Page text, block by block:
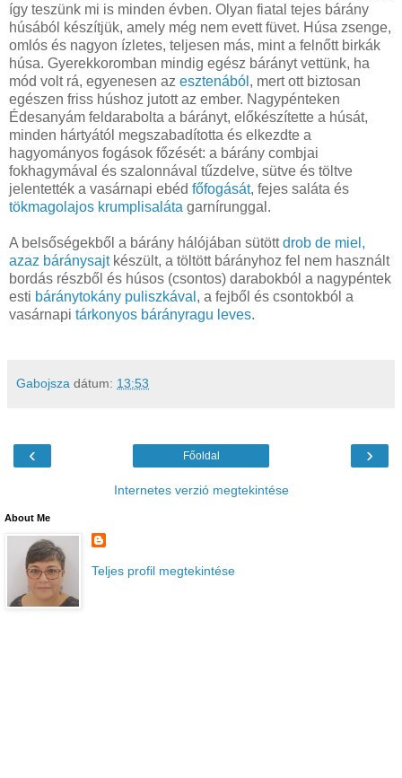
így teszünk mi is minden évben. Olyan fiatal tejes bárány
húsából készítjük, amely még nem evett füvet. Húsa zsenge,
omlós és nagyon ízletes, teljesen más, mint a felnőtt birkák
húsa. Gyerekkoromban mindig egész bárányt vettünk, ha
mód volt rá, egyenesen az esztenából , mert ott biztosan
egészen friss húshoz jutott az ember. Nagypénteken
Édesanyám feldarabolta a bárányt, előkészítette a húsát,
minden hártyától megszabadította és elkezdte a
hagyományos fogások főzését: a bárány combjai
fokhagymával és szalonnával tűzdelve, sütve és töltve
jelentették a vasárnapi ebéd főfogását, fejes saláta és
tökmagolajos krumplisaláta garnírunggal.
A belsőségekből a bárány hálójában sütöttdrob de miel,
azaz báránysajt készült, a töltött bárányhoz fel nem használt
bordás részből és húsos (csontos) darabokból a nagypéntek
esti báránytokány puliszkával , a fejből és csontokból a
vasárnapi tárkonyos bárányragu leves.
Gabojsza dátum: 13:53
‹ ›
Főoldal
Internetes verzió megtekintése
About Me
Teljes profil megtekintése